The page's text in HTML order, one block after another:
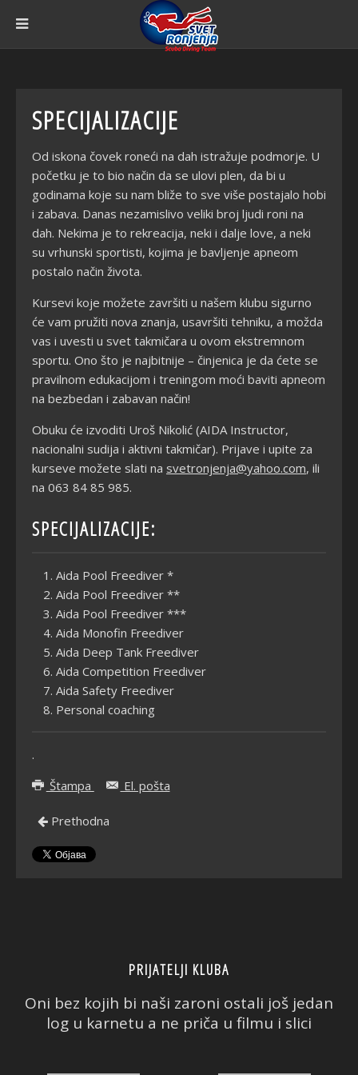
SPECIJALIZACIJE
Od iskona čovek roneći na dah istražuje podmorje. U
početku je to bio način da se ulovi plen, da bi u
godinama koje su nam bliže to sve više postajalo hobi
i zabava. Danas nezamislivo veliki broj ljudi roni na
dah. Nekima je to rekreacija, neki i dalje love, a neki
su vrhunski sportisti, kojima je bavljenje apneom
postalo način života.
Kursevi koje možete završiti u našem klubu sigurno
će vam pružiti nova znanja, usavršiti tehniku, a možda
vas i uvesti u svet takmičara u ovom ekstremnom
sportu. Ono što je najbitnije – činjenica je da ćete se
pravilnom edukacijom i treningom moći baviti apneom
na bezbedan i zabavan način!
Obuku će izvoditi Uroš Nikolić (AIDA Instructor,
nacionalni sudija i aktivni takmičar). Prijave i upite za
kurseve možete slati na svetronjenja@yahoo.com, ili
na 063 84 85 985.
SPECIJALIZACIJE:
Aida Pool Freediver *
Aida Pool Freediver **
Aida Pool Freediver ***
Aida Monofin Freediver
Aida Deep Tank Freediver
Aida Competition Freediver
Aida Safety Freediver
Personal coaching
.
Štampa
El. pošta
Prethodna
PRIJATELJI KLUBA
Oni bez kojih bi naši zaroni ostali još jedan
log u karnetu a ne priča u filmu i slici